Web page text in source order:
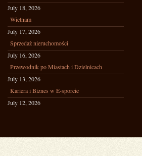
July 18, 2026
Wietnam
July 17, 2026
Sprzedaż nieruchomości
July 16, 2026
Przewodnik po Miastach i Dzielnicach
July 13, 2026
Kariera i Biznes w E-sporcie
July 12, 2026